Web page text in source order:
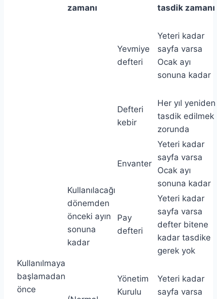
zamanı
tasdik zamanı
Kullanılmaya
başlamadan
önce
Kullanılacağı
dönemden
önceki ayın
sonuna
kadar
Yevmiye
defteri
Yeteri kadar
sayfa varsa
Ocak ayı
sonuna kadar
Defteri
kebir
Her yıl yeniden
tasdik edilmek
zorunda
Envanter
Yeteri kadar
sayfa varsa
Ocak ayı
sonuna kadar
Pay
defteri
Yeteri kadar
sayfa varsa
defter bitene
kadar tasdike
gerek yok
Yönetim
Kurulu
Yeteri kadar
sayfa varsa